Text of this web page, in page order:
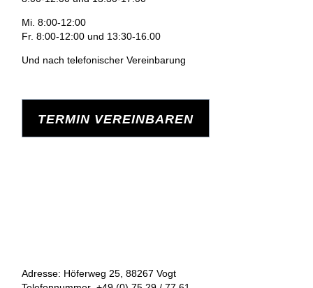
Mi . 8:00-12:00
Fr. 8:00-12:00 und 13:30-16.00
Und nach telefonischer Vereinbarung
TERMIN VEREINBAREN
Adresse: Höferweg 25, 88267 Vogt